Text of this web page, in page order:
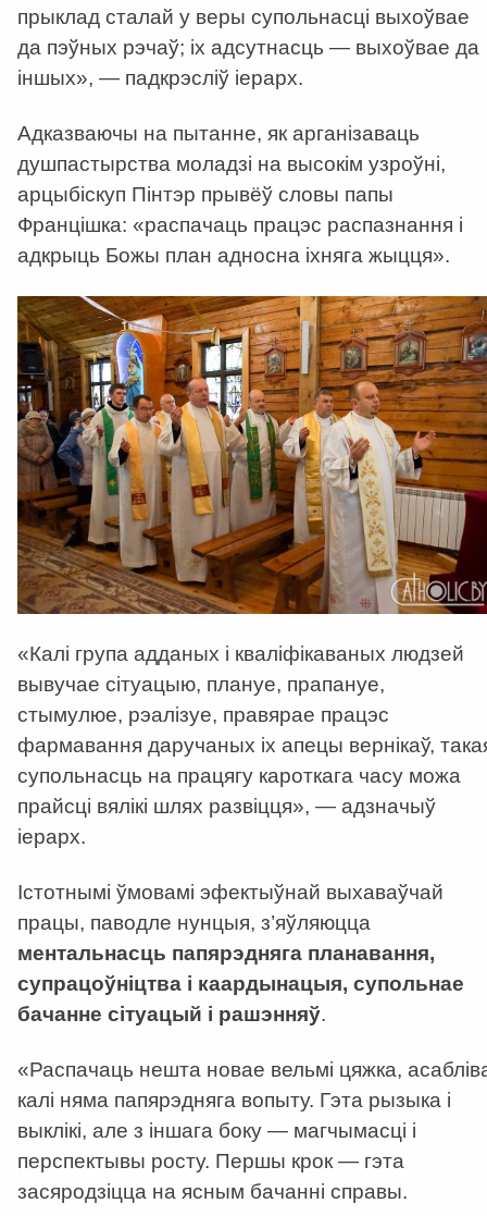
прыклад сталай у веры супольнасці выхоўвае
да пэўных рэчаў; іх адсутнасць — выхоўвае да
іншых», — падкрэсліў іерарх.
Адказваючы на пытанне, як арганізаваць
душпастырства моладзі на высокім узроўні,
арцыбіскуп Пінтэр прывёў словы папы
Францішка: «распачаць працэс распазнання і
адкрыць Божы план адносна іхняга жыцця».
«Калі група адданых і кваліфікаваных людзей
вывучае сітуацыю, плануе, прапануе,
стымулюе, рэалізуе, правярае працэс
фармавання даручаных іх апецы вернікаў,
супольнасць на працягу кароткага часу можа
прайсці вялікі шлях развіцця», — адзначыў
іерарх.
Істотнымі ўмовамі эфектыўнай выхаваўчай
працы, паводле нунцыя, з’яўляюцца
ментальнасць папярэдняга планавання,
супрацоўніцтва і каардынацыя, супольнае
бачанне сітуацый і рашэнняў.
«Распачаць нешта новае вельмі цяжка,
калі няма папярэдняга вопыту. Гэта рызыка і
выклікі, але з іншага боку — магчымасці і
перспектывы росту. Першы крок — гэта
засяродзіцца на ясным бачанні справы.